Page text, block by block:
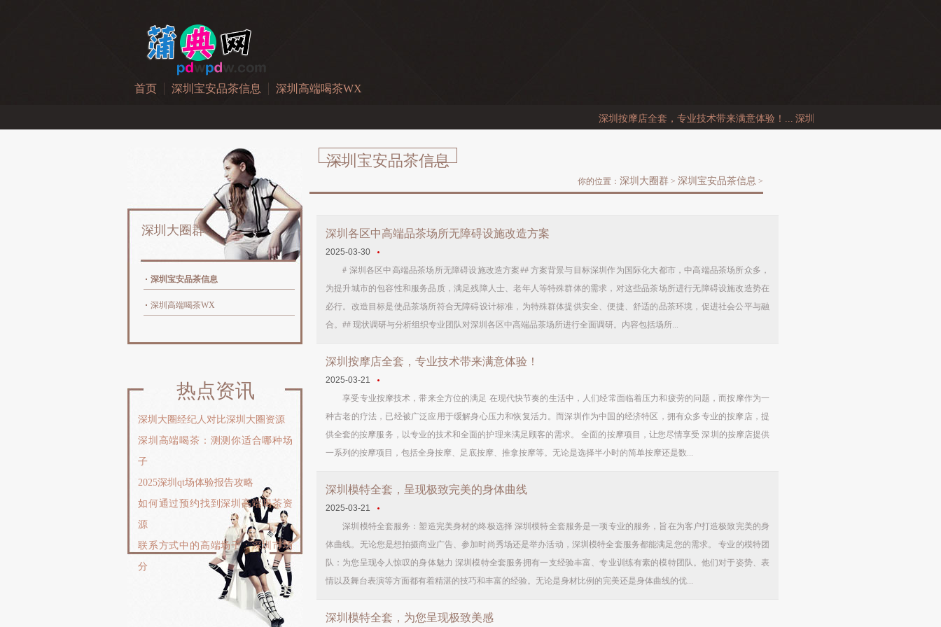
首页 深圳宝安品茶信息 深圳高端喝茶WX
深圳按摩店全套，专业技术带来满意体验！... 深圳龙岗喝茶微信反克隆链...
深圳大圈群
深圳宝安品茶信息
深圳高端喝茶WX
热点资讯
‌深圳大圈经纪人对比深圳大圈资源
深圳高端喝茶：测测你适合哪种场
子
2025深圳qt场体验报告攻略
如何通过预约找到深圳高端喝茶资
源
联系方式中的高端场子：深圳市场
分
深圳宝安品茶信息
你的位置： 深圳大圈群 > 深圳宝安品茶信息 >
深圳各区中高端品茶场所无障碍设施改造方案
2025-03-30
# 深圳各区中高端品茶场所无障碍设施改造方案## 方案背景与目标深圳作为国际化大都市，中高端品茶场所众多，
为提升城市的包容性和服务品质，满足残障人士、老年人等特殊群体的需求，对这些品茶场所进行无障碍设施改造势在
必行。改造目标是使品茶场所符合无障碍设计标准，为特殊群体提供安全、便捷、舒适的品茶环境，促进社会公平与融
合。## 现状调研与分析组织专业团队对深圳各区中高端品茶场所进行全面调研。内容包括场所...
深圳按摩店全套，专业技术带来满意体验！
2025-03-21
享受专业按摩技术，带来全方位的满足 在现代快节奏的生活中，人们经常面临着压力和疲劳的问题，而按摩作为一
种古老的疗法，已经被广泛应用于缓解身心压力和恢复活力。而深圳作为中国的经济特区，拥有众多专业的按摩店，提
供全套的按摩服务，以专业的技术和全面的护理来满足顾客的需求。 全面的按摩项目，让您尽情享受 深圳的按摩店提供
一系列的按摩项目，包括全身按摩、足底按摩、推拿按摩等。无论是选择半小时的简单按摩还是数...
深圳模特全套，呈现极致完美的身体曲线
2025-03-21
深圳模特全套服务：塑造完美身材的终极选择 深圳模特全套服务是一项专业的服务，旨在为客户打造极致完美的身
体曲线。无论您是想拍摄商业广告、参加时尚秀场还是举办活动，深圳模特全套服务都能满足您的需求。 专业的模特团
队：为您呈现令人惊叹的身体魅力 深圳模特全套服务拥有一支经验丰富、专业训练有素的模特团队。他们对于姿势、表
情以及舞台表演等方面都有着精湛的技巧和丰富的经验。无论是身材比例的完美还是身体曲线的优...
深圳模特全套，为您呈现极致美感